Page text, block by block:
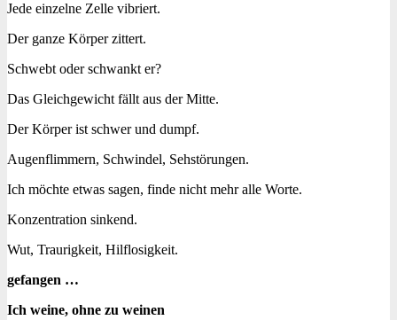
Jede einzelne Zelle vibriert.
Der ganze Körper zittert.
Schwebt oder schwankt er?
Das Gleichgewicht fällt aus der Mitte.
Der Körper ist schwer und dumpf.
Augenflimmern, Schwindel, Sehstörungen.
Ich möchte etwas sagen, finde nicht mehr alle Worte.
Konzentration sinkend.
Wut, Traurigkeit, Hilflosigkeit.
gefangen …
Ich weine, ohne zu weinen